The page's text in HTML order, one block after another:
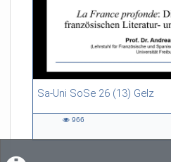
Sa-Uni SoSe 26 (13) Gelz
55:13 duration
966